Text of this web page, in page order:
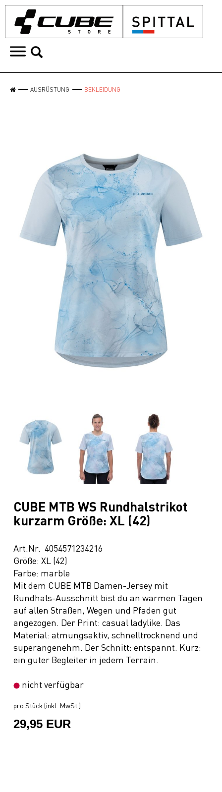
AUSRÜSTUNG BEKLEIDUNG
CUBE MTB WS Rundhalstrikot
kurzarm Größe: XL (42)
Art.Nr. 4054571234216
Größe: XL (42)
Farbe: marble
Mit dem CUBE MTB Damen-Jersey mit
Rundhals-Ausschnitt bist du an warmen Tagen
auf allen Straßen, Wegen und Pfaden gut
angezogen. Der Print: casual ladylike. Das
Material: atmungsaktiv, schnelltrocknend und
superangenehm. Der Schnitt: entspannt. Kurz:
ein guter Begleiter in jedem Terrain.
nicht verfügbar
pro Stück (inkl. MwSt.)
29,95 EUR